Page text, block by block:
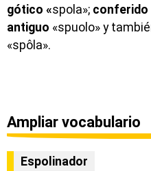
gótico «spola»; conferido
antiguo «spuolo» y
«spôla».
Ampliar vocabulario
Espolinador